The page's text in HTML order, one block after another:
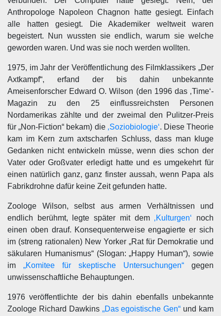
Anthropologe Napoleon Chagnon hatte gesiegt. Einfach
alle hatten gesiegt. Die Akademiker weltweit waren
begeistert. Nun wussten sie endlich, warum sie welche
geworden waren. Und was sie noch werden wollten.
1975, im Jahr der Veröffentlichung des Filmklassikers „Der
Axtkampf“, erfand der bis dahin unbekannte
Ameisenforscher Edward O. Wilson (den 1996 das ‚Time‘-
Magazin zu den 25 einflussreichsten Personen
Nordamerikas zählte und der zweimal den Pulitzer-Preis
für „Non-Fiction“ bekam) die ‚Soziobiologie‘. Diese Theorie
kam im Kern zum axtscharfen Schluss, dass man kluge
Gedanken nicht entwickeln müsse, wenn dies schon der
Vater oder Großvater erledigt hatte und es umgekehrt für
einen natürlich ganz, ganz finster aussah, wenn Papa als
Fabrikdrohne dafür keine Zeit gefunden hatte.
Zoologe Wilson, selbst aus armen Verhältnissen und
endlich berühmt, legte später mit dem ‚Kulturgen‘ noch
einen oben drauf. Konsequenterweise engagierte er sich
im (streng rationalen) New Yorker „Rat für Demokratie und
säkularen Humanismus“ (Slogan: „Happy Human“), sowie
im „Komitee für skeptische Untersuchungen“ gegen
unwissenschaftliche Behauptungen.
1976 veröffentlichte der bis dahin ebenfalls unbekannte
Zoologe Richard Dawkins „Das egoistische Gen“ und kam